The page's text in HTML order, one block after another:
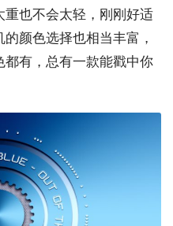
也不会太轻，刚刚好适
颜色选择也相当丰富，
有，总有一款能戳中你